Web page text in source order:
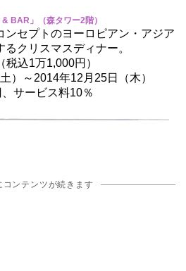
BAR」（森タワー2階）
セプトのヨーロピアン・アジア
クリスマスディナー。
税込1万1,000円）
）～2014年12月25日（木）
サービス料10％
コンテンツが続きます